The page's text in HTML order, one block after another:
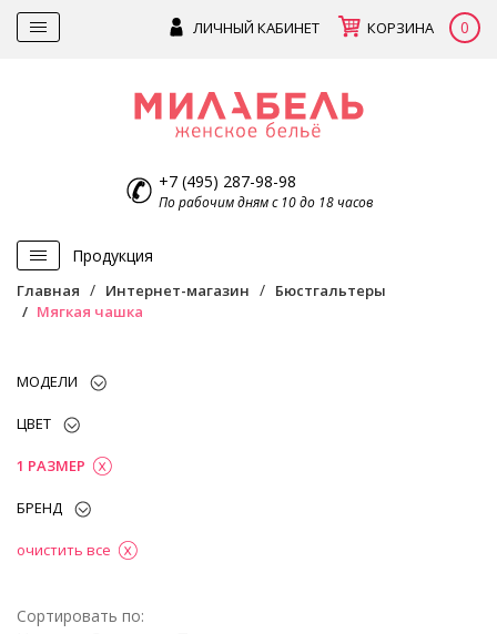
ЛИЧНЫЙ КАБИНЕТ КОРЗИНА 0
+7 (495) 287-98-98
По рабочим дням с 10 до 18 часов
Продукция
Главная Интернет-магазин
Бюстгальтеры
Мягкая чашка
МОДЕЛИ
ЦВЕТ
1 РАЗМЕР
БРЕНД
очистить все
Сортировать по: